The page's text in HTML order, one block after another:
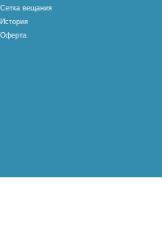
Сетка вещания
История
Оферта